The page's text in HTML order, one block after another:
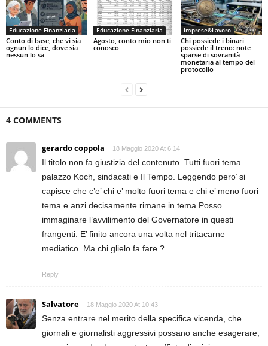
Educazione Finanziaria
Conto di base, che vi sia
ognun lo dice, dove sia
nessun lo sa
Educazione Finanziaria
Agosto, conto mio non ti
conosco
Imprese&Lavoro
Chi possiede i binari
possiede il treno: note
sparse di sovranità
monetaria al tempo del
protocollo
4 COMMENTS
gerardo coppola 18 Maggio 2020 At 6:14
Il titolo non fa giustizia del contenuto. Tutti fuori tema
palazzo Koch, sindacati e Il Tempo. Leggendo pero’ si
capisce che c’e’ chi e’ molto fuori tema e chi e’ meno fuori
tema e anzi decisamente rimane in tema.Posso
immaginare l’avvilimento del Governatore in questi
frangenti. E’ finito ancora una volta nel tritacarne
mediatico. Ma chi glielo fa fare ?
Reply
Salvatore 18 Maggio 2020 At 10:43
Senza entrare nel merito della specifica vicenda, che
giornali e giornalisti aggressivi possano anche esagerare,